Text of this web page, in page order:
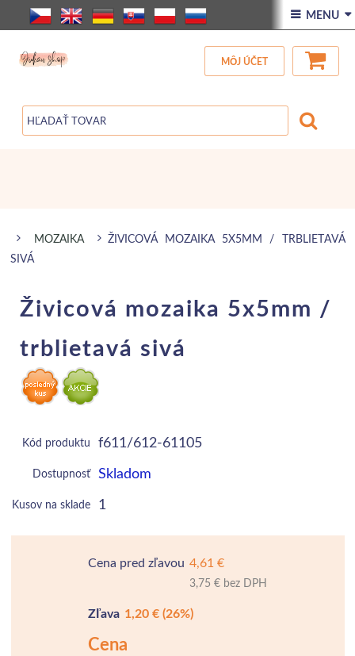
ÚVOD
VŠETOK TOVAR
ZĽAVA BLOG
 MENU 
MÔJ ÚČET
MOZAIKA
ŽIVICOVÁ MOZAIKA 5X5MM / TRBLIETAVÁ
SIVÁ
Živicová mozaika 5x5mm /
trblietavá sivá
Kód produktu f611/612-61105
Dostupnosť Skladom
Kusov na sklade 1
Cena pred zľavou 4,61 €
3,75 € bez DPH
Zľava 1,20 € (26%)
Cena